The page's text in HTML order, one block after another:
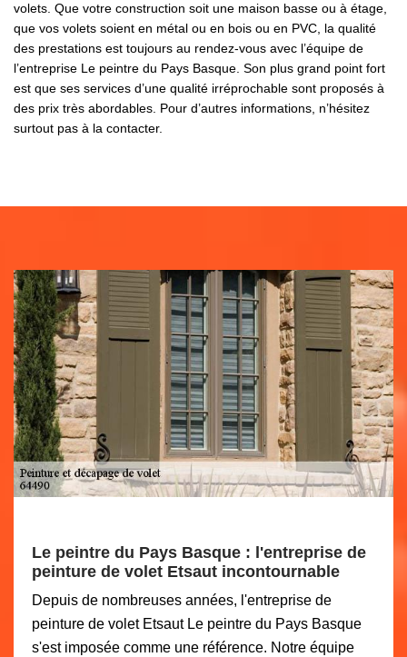
volets. Que votre construction soit une maison basse ou à étage,
que vos volets soient en métal ou en bois ou en PVC, la qualité
des prestations est toujours au rendez-vous avec l’équipe de
l’entreprise Le peintre du Pays Basque. Son plus grand point fort
est que ses services d’une qualité irréprochable sont proposés à
des prix très abordables. Pour d’autres informations, n’hésitez
surtout pas à la contacter.
Le peintre du Pays Basque : l'entreprise de
peinture de volet Etsaut incontournable
Depuis de nombreuses années, l'entreprise de
peinture de volet Etsaut Le peintre du Pays Basque
s'est imposée comme une référence. Notre équipe